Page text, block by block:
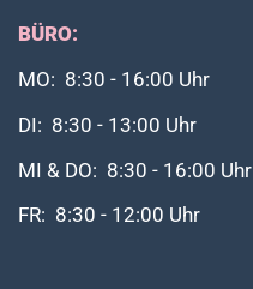
BÜRO:
MO: 8:30 - 16:00 Uhr
DI: 8:30 - 13:00 Uhr
MI & DO: 8:30 - 16:00 Uhr
FR: 8:30 - 12:00 Uhr